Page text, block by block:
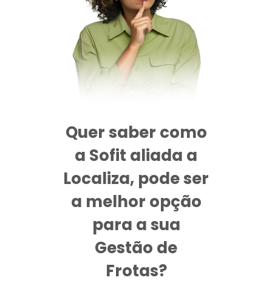
Quer saber como
a Sofit aliada a
Localiza, pode ser
a melhor opção
para a sua
Gestão de
Frotas?